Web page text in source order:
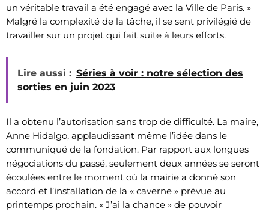
un véritable travail a été engagé avec la Ville de Paris. »
Malgré la complexité de la tâche, il se sent privilégié de
travailler sur un projet qui fait suite à leurs efforts.
Lire aussi : Séries à voir : notre sélection des
sorties en juin 2023
Il a obtenu l’autorisation sans trop de difficulté. La maire,
Anne Hidalgo, applaudissant même l’idée dans le
communiqué de la fondation. Par rapport aux longues
négociations du passé, seulement deux années se seront
écoulées entre le moment où la mairie a donné son
accord et l’installation de la « caverne » prévue au
printemps prochain. « J’ai la chance » de pouvoir